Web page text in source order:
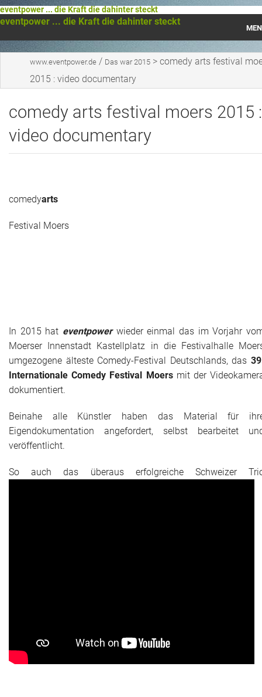
eventpower ... die Kraft die dahinter steckt
eventpower ... die Kraft die dahinter steckt
Startseite
Das war 2023
Das war 2021
Das war 2020
Das war 2017
Das war 2013
Das war 2012
Das war 2011
Das war 2010
Das war 2009
eventpower World
Sprüche
www.eventpower.de / Das war 2015 > comedy arts festival
2015 : video documentary
comedy arts festival moers 2015 :
video documentary
comedyarts
Festival Moers
In 2015 hat eventpowerwieder einmal das im Vorjahr
Moerser Innenstadt Kastellplatz in die Festivalhalle
umgezogene älteste Comedy-Festival Deutschlands, das
Internationale Comedy Festival Moersmit der
dokumentiert.
Beinahe alle Künstler haben das Material für
Eigendokumentation angefordert, selbst bearbeitet
veröffentlicht.
So auch das überaus erfolgreiche Schweizer